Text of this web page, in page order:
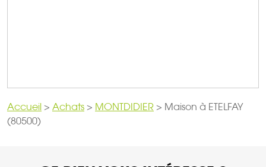
Accueil > Achats > MONTDIDIER > Maison à ETELFAY
(80500)